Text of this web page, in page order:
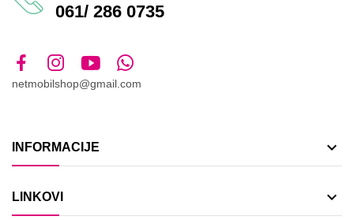
061/ 286 0735
netmobilshop@gmail.com
INFORMACIJE 
LINKOVI 